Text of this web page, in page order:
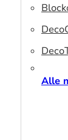
320
500
Alle